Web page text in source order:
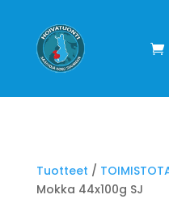
Tuotteet /
Mokka 44x100g SJ